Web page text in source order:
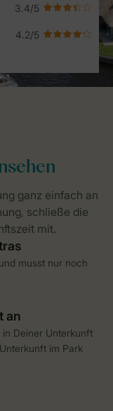
musst nur noch
Deiner Unterkunft
im Park